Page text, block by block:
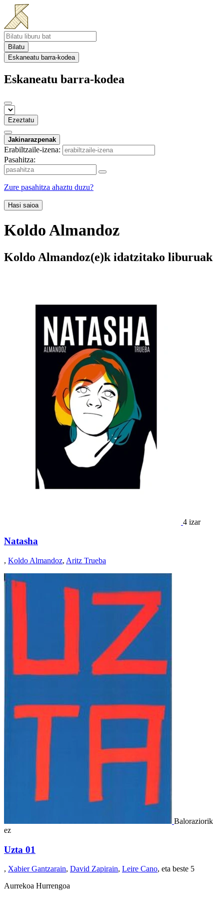
Bilatu
Eskaneatu barra-kodea
Eskaneatu barra-kodea
Ezeztatu
Jakinarazpenak
Erabiltzaile-izena:
Pasahitza:
Zure pasahitza ahaztu duzu?
Hasi saioa
Koldo Almandoz
Koldo Almandoz(e)k idatzitako liburuak
4 izar
Natasha
, Koldo Almandoz, Aritz Trueba
Baloraziorik
ez
Uzta 01
, Xabier Gantzarain, David Zapirain, Leire Cano, eta beste 5
Aurrekoa Hurrengoa